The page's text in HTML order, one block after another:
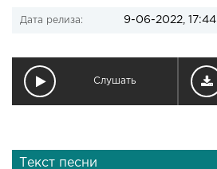
Дата релиза: 9-06-2022, 17:44
Слушать
Текст песни